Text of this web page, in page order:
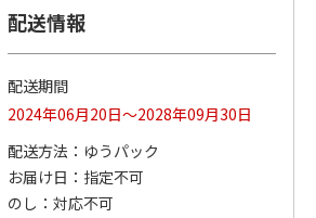
配送情報
配送期間
2024年06月20日～2028年09月30日
配送方法
ゆうパック
お届け日
指定不可
のし
対応不可